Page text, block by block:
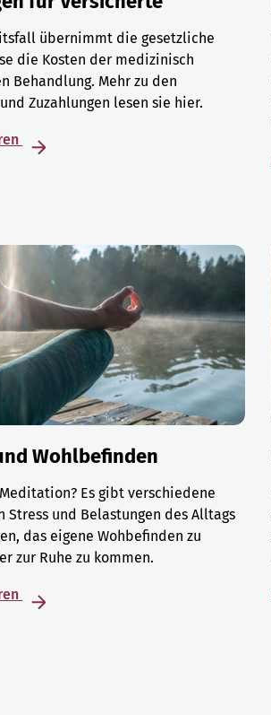
übernimmt die gesetzliche
die Kosten der medizinisch
Behandlung. Mehr zu den
Zuzahlungen lesen sie hier.
Wohlbefinden
Es gibt verschiedene
Stress und Belastungen des Alltags
das eigene Wohbefinden zu
zur Ruhe zu kommen.